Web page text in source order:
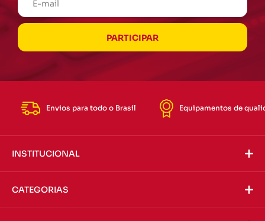
Envios para todo o Brasil Equipamentos de
INSTITUCIONAL
CATEGORIAS